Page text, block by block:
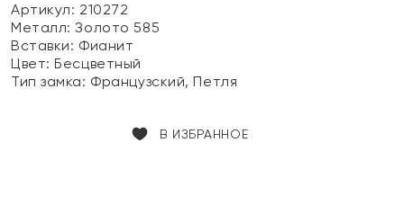
Артикул: 210272
Металл:Золото 585
Вставки: Фианит
Цвет:Бесцветный
Тип замка: Французский, Петля
В ИЗБРАННОЕ